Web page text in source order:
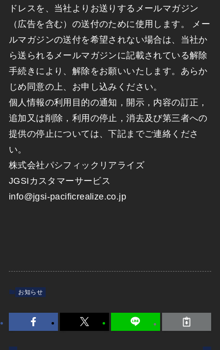
ドレスを、当社よりお送りするメールマガジン
（広告を含む）の送付のために使用します。 メー
ルマガジンの送付を希望されない場合は、当社か
ら送られるメールマガジンに記載されている解除
手続きにより、解除をお願いいたします。あらか
じめ同意の上、お申し込みください。
個人情報の利用目的の通知，開示，内容の訂正，
追加又は削除，利用の停止，消去及び第三者への
提供の停止については、下記までご連絡くださ
い。
株式会社パシフィックリアライズ
JGSIカスタマーサービス
info@jgsi-pacificrealize.co.jp
お知らせ